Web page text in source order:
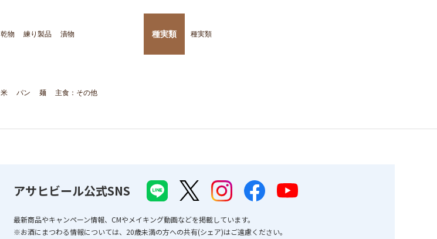
乾物 練り製品 漬物 種実類 種実類
米 パン 麺 主食：その他
アサヒビール公式SNS
最新商品やキャンペーン情報、CMやメイキング動画などを掲載しています。
※お酒にまつわる情報については、20歳未満の方への共有(シェア)はご遠慮ください。